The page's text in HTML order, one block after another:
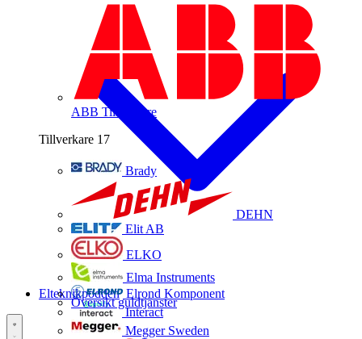
ABB Tillverkare
Tillverkare 17
Brady
DEHN
Elit AB
ELKO
Elma Instruments
Elrond Komponent
Interact
Megger Sweden
Översikt guldtjänster
Elteknikpodden